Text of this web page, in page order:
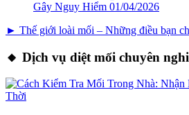
Gây Nguy Hiểm 01/04/2026
► Thế giới loài mối – Những điều bạn
🔸 Dịch vụ diệt mối chuyên